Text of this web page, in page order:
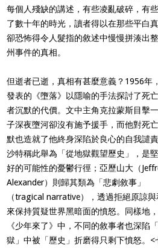
每個人殘缺的講述，有些凌亂破碎，有
了數十年的時光，讀者得以在那些平白真
卻恐怖得令人髮指的敘述中慢慢拼湊出
州事件的真相。
但逝者已逝，真相有甚麼意義？1956年
發表的《墮落》以隱喻的手法探討了死
者沉默的代價。文中主角克拉蒙斯目擊
子深夜墮河卻沒有施予援手，而他對死
默也造就了他終身深陷於良心的自我譴責
沙特稱此舉為「從地獄觀望歷史」，是
好的可能性的憂鬱行徑；亞歷山大（
Alexander）則歸其類為「悲劇敘事」
（tragical narrative），透過拒絕原諒
來保持質疑世界黑暗面的憤怒。同樣地
《少年來了》中，不同的敘事者也深陷
獄」中被「歷史」折磨得只剩下憤怒。<